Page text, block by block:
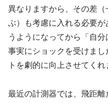
異なりますから、その差
ぶ）も考慮に入れる必要
うようになってから「自
事実にショックを受けま
トを劇的に向上させてくれ
最近の計測器では、飛距離